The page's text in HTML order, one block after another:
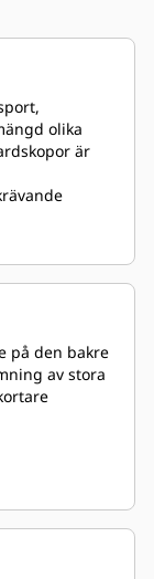
olika
är
på den bakre
av stora